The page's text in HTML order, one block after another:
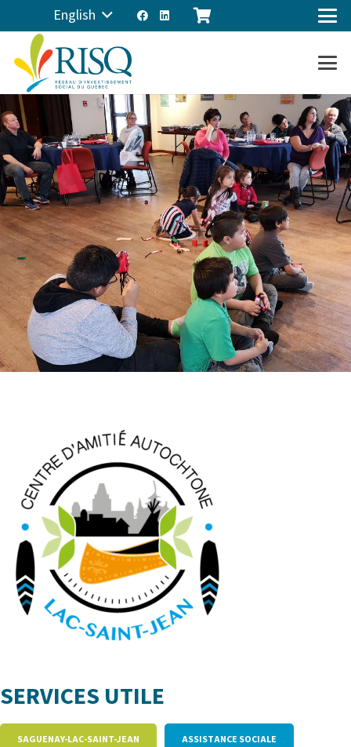
English
SERVICES UTILE
SAGUENAY-LAC-SAINT-JEAN ASSISTANCE SOCIALE